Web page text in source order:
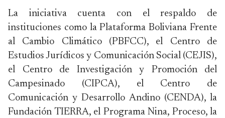
La iniciativa cuenta con el respaldo de
instituciones como la Plataforma Boliviana Frente
al Cambio Climático (PBFCC), el Centro de
Estudios Jurídicos y Comunicación Social (CEJIS),
el Centro de Investigación y Promoción del
Campesinado (CIPCA), el Centro de
Comunicación y Desarrollo Andino (CENDA), la
Fundación TIERRA, el Programa Nina, Proceso, la